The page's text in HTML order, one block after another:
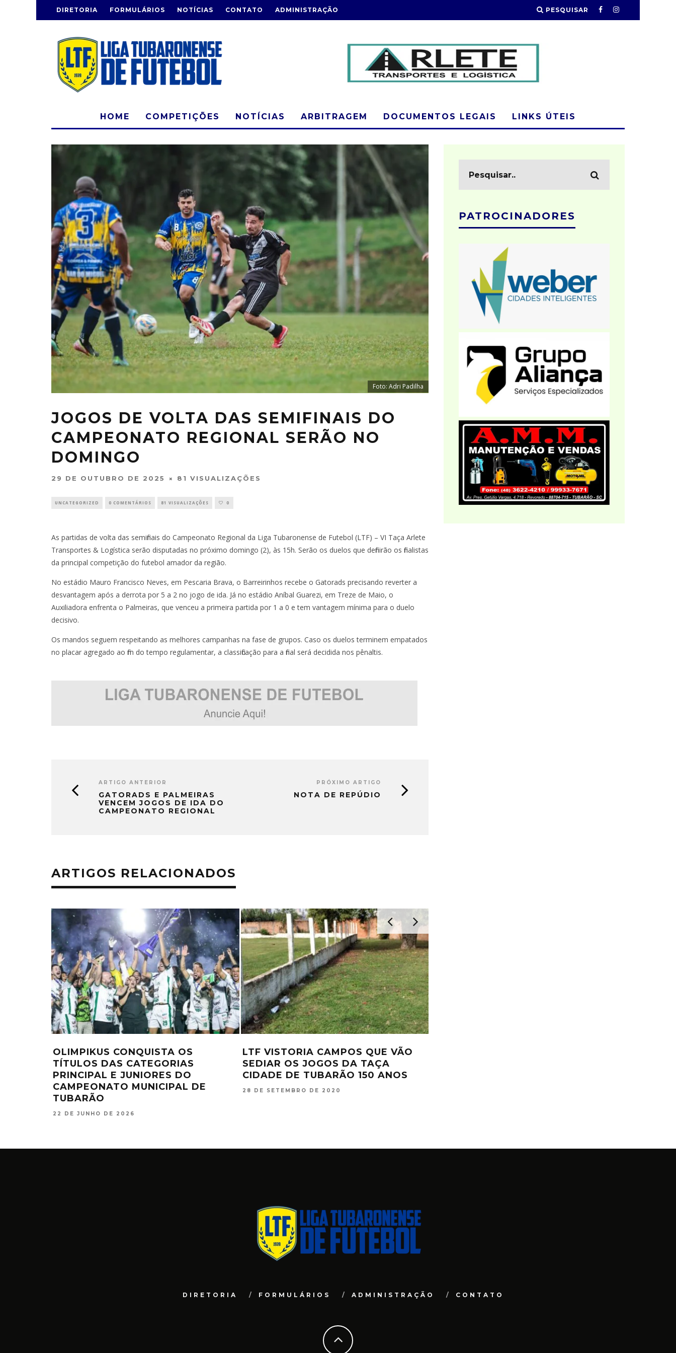
DIRETORIA FORMULÁRIOS NOTÍCIAS CONTATO ADMINISTRAÇÃO PESQUISAR
HOME COMPETIÇÕES NOTÍCIAS ARBITRAGEM DOCUMENTOS LEGAIS LINKS ÚTEIS
Foto: Adri Padilha
JOGOS DE VOLTA DAS SEMIFINAIS DO
CAMPEONATO REGIONAL SERÃO NO
DOMINGO
29 DE OUTUBRO DE 2025 81 VISUALIZAÇÕES
UNCATEGORIZED 0 COMENTÁRIOS 81 VISUALIZAÇÕES 0
As partidas de volta das semifinais do Campeonato Regional da Liga Tubaronense de Futebol (LTF) – VI Taça Arlete
Transportes & Logística serão disputadas no próximo domingo (2), às 15h. Serão os duelos que definirão os finalistas
da principal competição do futebol amador da região.
No estádio Mauro Francisco Neves, em Pescaria Brava, o Barreirinhos recebe o Gatorads precisando reverter a
desvantagem após a derrota por 5 a 2 no jogo de ida. Já no estádio Aníbal Guarezi, em Treze de Maio, o
Auxiliadora enfrenta o Palmeiras, que venceu a primeira partida por 1 a 0 e tem vantagem mínima para o duelo
decisivo.
Os mandos seguem respeitando as melhores campanhas na fase de grupos. Caso os duelos terminem empatados
no placar agregado ao fim do tempo regulamentar, a classificação para a final será decidida nos pênaltis.
ARTIGO ANTERIOR
GATORADS E PALMEIRAS
VENCEM JOGOS DE IDA DO
CAMPEONATO REGIONAL
PRÓXIMO ARTIGO
NOTA DE REPÚDIO
ARTIGOS RELACIONADOS
OLIMPIKUS CONQUISTA OS
TÍTULOS DAS CATEGORIAS
PRINCIPAL E JUNIORES DO
CAMPEONATO MUNICIPAL DE
TUBARÃO
22 DE JUNHO DE 2026
LTF VISTORIA CAMPOS QUE VÃO
SEDIAR OS JOGOS DA TAÇA
CIDADE DE TUBARÃO 150 ANOS
28 DE SETEMBRO DE 2020
PATROCINADORES
DIRETORIA FORMULÁRIOS ADMINISTRAÇÃO CONTATO